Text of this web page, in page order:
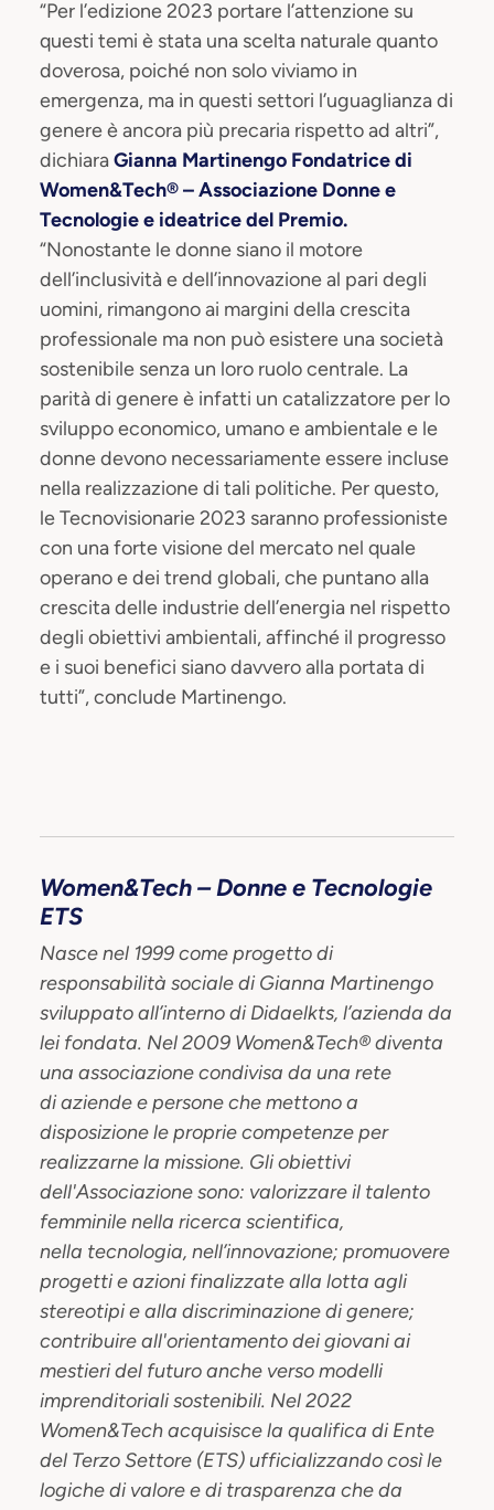
“Per l’edizione 2023 portare l’attenzione su
questi temi è stata una scelta naturale quanto
doverosa, poiché non solo viviamo in
emergenza, ma in questi settori l’uguaglianza di
genere è ancora più precaria rispetto ad altri”,
dichiaraGianna Martinengo Fondatrice di
Women&Tech® – Associazione Donne e
Tecnologie e ideatrice del Premio.
“Nonostante le donne siano il motore
dell’inclusività e dell’innovazione al pari degli
uomini, rimangono ai margini della crescita
professionale ma non può esistere una società
sostenibile senza un loro ruolo centrale. La
parità di genere è infatti un catalizzatore per lo
sviluppo economico, umano e ambientale e le
donne devono necessariamente essere incluse
nella realizzazione di tali politiche. Per questo,
le Tecnovisionarie 2023 saranno professioniste
con una forte visione del mercato nel quale
operano e dei trend globali, che puntano alla
crescita delle industrie dell’energia nel rispetto
degli obiettivi ambientali, affinché il progresso
e i suoi benefici siano davvero alla portata di
tutti”, conclude Martinengo.
Women&Tech – Donne e Tecnologie
ETS
Nasce nel 1999 come progetto di
responsabilità sociale di Gianna Martinengo
sviluppato all’interno di Didaelkts, l’azienda da
lei fondata. Nel 2009 Women&Tech® diventa
una associazione condivisa da una rete
di aziende e persone che mettono a
disposizione le proprie competenze per
realizzarnela missione. Gli obiettivi
dell'Associazione sono: valorizzare il talento
femminile nella ricerca scientifica,
nella tecnologia, nell’innovazione; promuovere
progetti e azioni finalizzate alla lotta agli
stereotipi e alla discriminazione di genere;
contribuire all'orientamento dei giovani ai
mestieri del futuro anche verso modelli
imprenditoriali sostenibili. Nel 2022
Women&Tech acquisisce la qualifica di Ente
del Terzo Settore (ETS) ufficializzando così le
logiche di valore e di trasparenza che da